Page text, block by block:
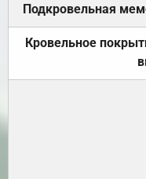
Подкровельная
Кровельное